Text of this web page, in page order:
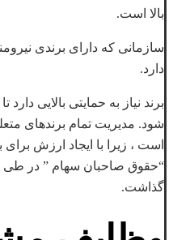
بالا است.
سازمانی که دارای برندی
دارد.
برند نیاز به حمایتی بالایی
شود. مدیریت تمام برندهای
“حقوق صاحبان سهام ” در طی
گذاشت.